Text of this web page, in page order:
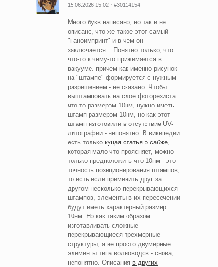
15.06.2026 15:02 #30114154
Много букв написано, но так и не
описано, что же такое этот самый
"наноимпринт" и в чем он
заключается... Понятно только, что
что-то к чему-то прижимается в
вакууме, причем как именно рисунок
на "штампе" формируется с нужным
разрешением - не сказано. Чтобы
выштамповать на слое фоторезиста
что-то размером 10нм, нужно иметь
штамп размером 10нм, но как этот
штамп изготовили в отсутствие UV-
литографии - непонятно. В википедии
есть только куцая статья о сабже
которая мало что проясняет, можно
только предположить что 10нм - это
точность позиционирования штампов,
то есть если применить друг за
другом несколько перекрывающихся
штампов, элементы в их пересечении
будут иметь характерный размер
10нм. Но как таким образом
изготавливать сложные
перекрывающиеся трехмерные
структуры, а не просто двумерные
элементы типа волноводов - снова,
непонятно. Описания в других